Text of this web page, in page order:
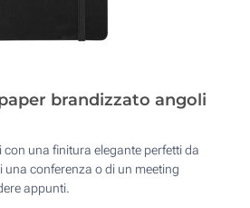
brandizzato angoli
una finitura elegante perfetti da
conferenza o di un meeting
appunti.